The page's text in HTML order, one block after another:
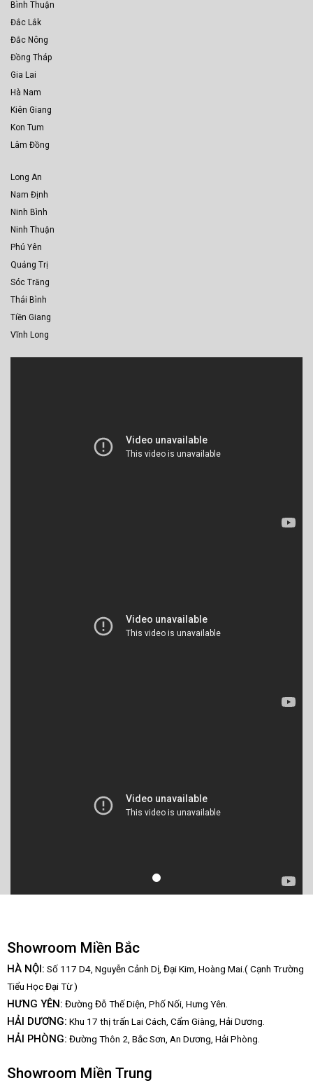
Bình Thuận
Đắc Lắk
Đắc Nông
Đồng Tháp
Gia Lai
Hà Nam
Kiên Giang
Kon Tum
Lâm Đồng
Long An
Nam Định
Ninh Bình
Ninh Thuận
Phú Yên
Quảng Trị
Sóc Trăng
Thái Bình
Tiền Giang
Vĩnh Long
Showroom Miền Bắc
HÀ NỘI: Số 117 D4, Nguyễn Cảnh Dị, Đại Kim, Hoàng Mai.( Cạnh Trường
Tiểu Học Đại Từ )
HƯNG YÊN: Đường Đỗ Thế Diện, Phố Nối, Hưng Yên.
HẢI DƯƠNG: Khu 17 thị trấn Lai Cách, Cẩm Giàng, Hải Dương.
HẢI PHÒNG: Đường Thôn 2, Bắc Sơn, An Dương, Hải Phòng.
Showroom Miền Trung